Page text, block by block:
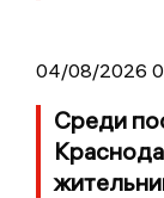
04/08/2026
Среди